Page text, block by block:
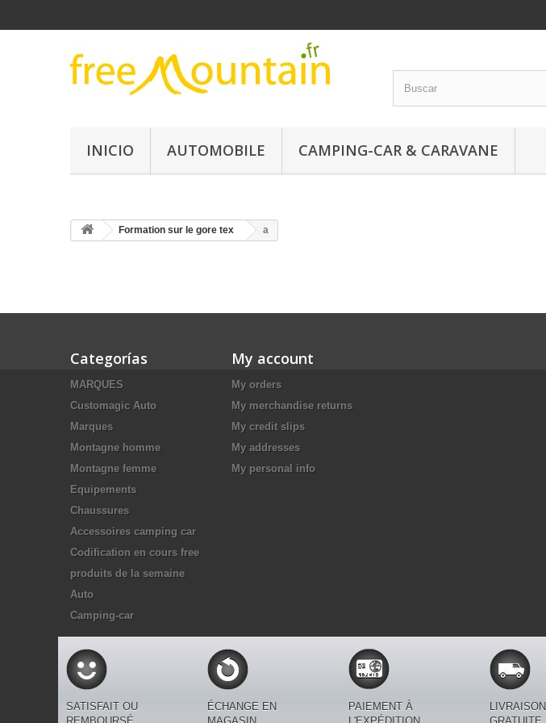
INICIO AUTOMOBILE CAMPING-CAR & CARAVANE
Formation sur le gore tex a
Categorías
MARQUES
Customagic Auto
Marques
Montagne homme
Montagne femme
Equipements
Chaussures
Accessoires camping car
Codification en cours free
produits de la semaine
Auto
Camping-car
My account
My orders
My merchandise returns
My credit slips
My addresses
My personal info
SATISFAIT OU
ÉCHANGE EN
PAIEMENT À
LIVRAISON